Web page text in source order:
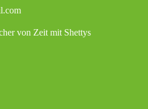
von Zeit mit Shettys